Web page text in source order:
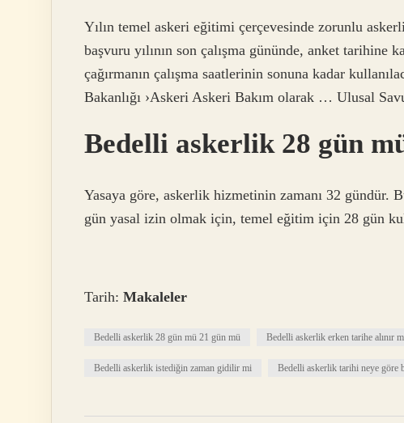
Yılın temel askeri eğitimi çerçevesinde zorunlu
başvuru yılının son çalışma gününde, anket tarihine
çağırmanın çalışma saatlerinin sonuna kadar
Bakanlığı ›Askeri Askeri Bakım olarak … Ulusal
Bedelli askerlik 28 gün
Yasaya göre, askerlik hizmetinin zamanı 32
gün yasal izin olmak için, temel eğitim için 28 gün
Tarih: Makaleler
Bedelli askerlik 28 gün mü 21 gün mü Bedelli askerlik erken tarihe alınır
Bedelli askerlik istediğin zaman gidilir mi Bedelli askerlik tarihi neye göre